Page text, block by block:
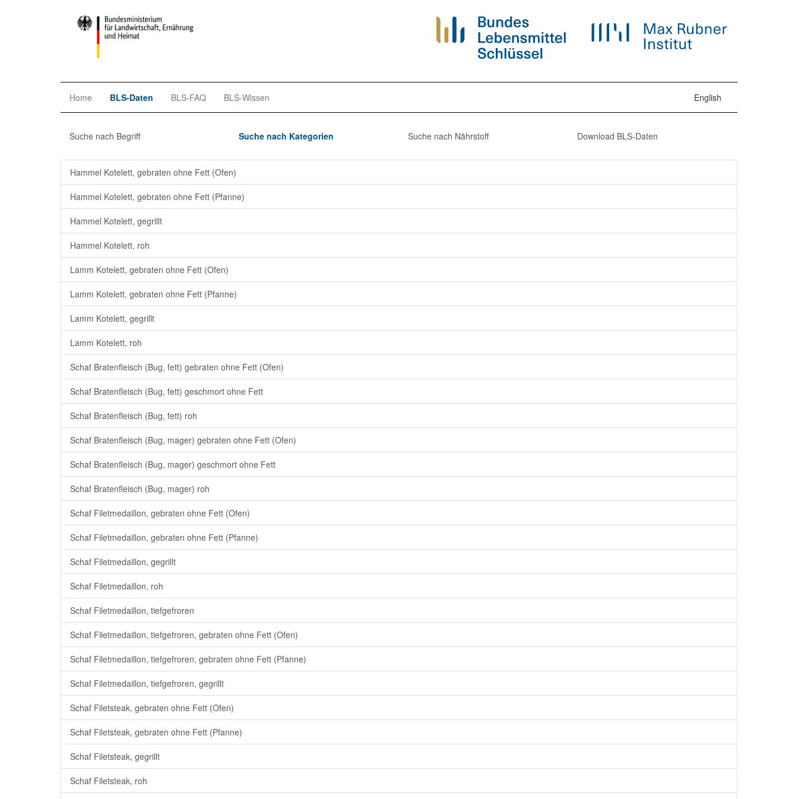
Home BLS-Daten BLS-FAQ BLS-Wissen English
Suche nach Begriff Suche nach Kategorien Suche nach Nährstoff Download BLS-Daten
Hammel Kotelett, gebraten ohne Fett (Ofen)
Hammel Kotelett, gebraten ohne Fett (Pfanne)
Hammel Kotelett, gegrillt
Hammel Kotelett, roh
Lamm Kotelett, gebraten ohne Fett (Ofen)
Lamm Kotelett, gebraten ohne Fett (Pfanne)
Lamm Kotelett, gegrillt
Lamm Kotelett, roh
Schaf Bratenfleisch (Bug, fett) gebraten ohne Fett (Ofen)
Schaf Bratenfleisch (Bug, fett) geschmort ohne Fett
Schaf Bratenfleisch (Bug, fett) roh
Schaf Bratenfleisch (Bug, mager) gebraten ohne Fett (Ofen)
Schaf Bratenfleisch (Bug, mager) geschmort ohne Fett
Schaf Bratenfleisch (Bug, mager) roh
Schaf Filetmedaillon, gebraten ohne Fett (Ofen)
Schaf Filetmedaillon, gebraten ohne Fett (Pfanne)
Schaf Filetmedaillon, gegrillt
Schaf Filetmedaillon, roh
Schaf Filetmedaillon, tiefgefroren
Schaf Filetmedaillon, tiefgefroren, gebraten ohne Fett (Ofen)
Schaf Filetmedaillon, tiefgefroren, gebraten ohne Fett (Pfanne)
Schaf Filetmedaillon, tiefgefroren, gegrillt
Schaf Filetsteak, gebraten ohne Fett (Ofen)
Schaf Filetsteak, gebraten ohne Fett (Pfanne)
Schaf Filetsteak, gegrillt
Schaf Filetsteak, roh